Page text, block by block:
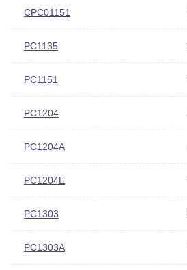
CPC01151
PC1135
PC1151
PC1204
PC1204A
PC1204E
PC1303
PC1303A